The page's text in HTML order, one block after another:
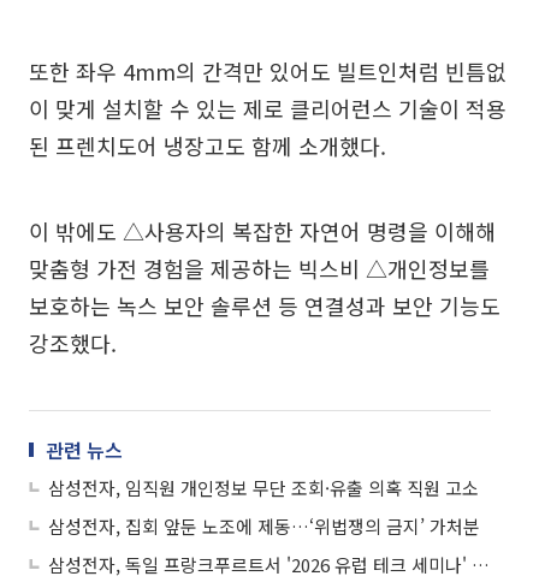
또한 좌우 4mm의 간격만 있어도 빌트인처럼 빈틈없
이 맞게 설치할 수 있는 제로 클리어런스 기술이 적용
된 프렌치도어 냉장고도 함께 소개했다.
이 밖에도 △사용자의 복잡한 자연어 명령을 이해해
맞춤형 가전 경험을 제공하는 빅스비 △개인정보를
보호하는 녹스 보안 솔루션 등 연결성과 보안 기능도
강조했다.
관련 뉴스
삼성전자, 임직원 개인정보 무단 조회·유출 의혹 직원 고소
삼성전자, 집회 앞둔 노조에 제동…‘위법쟁의 금지’ 가처분
삼성전자, 독일 프랑크푸르트서 '2026 유럽 테크 세미나' 개최